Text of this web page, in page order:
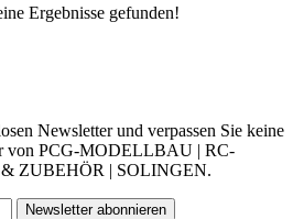
Ergebnisse gefunden!
Newsletter und verpassen Sie keine
von PCG-MODELLBAU | RC-
ZUBEHÖR | SOLINGEN.
Newsletter abonnieren